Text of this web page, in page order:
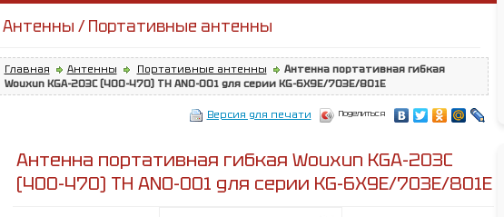
Антенны / Портативные антенны
Главная Антенны Портативные антенны
Антенна портативная гибкая
Wouxun KGA-203С (400-470) TH ANO-001 для серии KG-6X9E/703E/801E
Версия для печати Поделиться
Антенна портативная гибкая Wouxun KGA-203С
(400-470) TH ANO-001 для серии KG-6X9E/703E/801E